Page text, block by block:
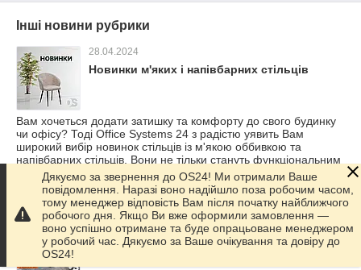
Інші новини рубрики
28.04.2024
Новинки м'яких і напівбарних стільців
Вам хочеться додати затишку та комфорту до свого будинку
чи офісу? Тоді Office Systems 24 з радістю уявить Вам
широкий вибір новинок стільців із м'якою оббивкою та
напівбарних стільців. Вони не тільки стануть функціональним
доповненням вашого інтер'єру, але й додадуть йому
стильного акценту.
18.04.2024
Акція на літні меблі та стільці
Дякуємо за звернення до OS24! Ми отримали Ваше
повідомлення. Наразі воно надійшло поза робочим часом,
тому менеджер відповість Вам після початку найближчого
робочого дня. Якщо Ви вже оформили замовлення —
воно успішно отримане та буде опрацьоване менеджером
у робочий час. Дякуємо за Ваше очікування та довіру до
OS24!